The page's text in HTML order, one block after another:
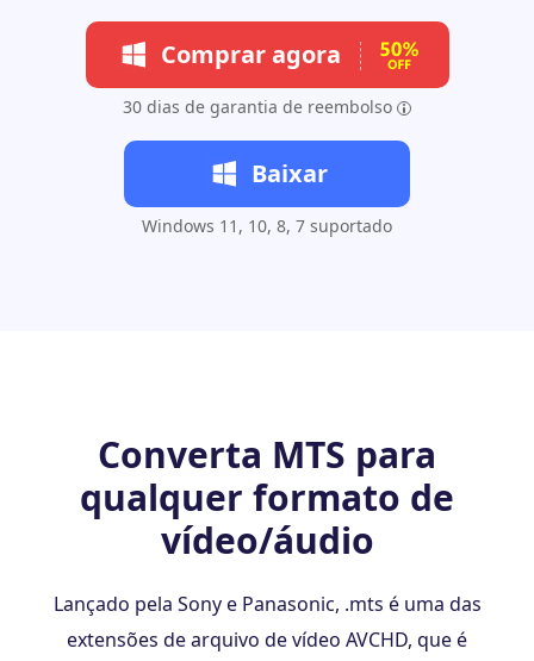
Comprar agora
30 dias de garantia de reembolso
Baixar
Windows 11, 10, 8, 7 suportado
Converta MTS para
qualquer formato de
vídeo/áudio
Lançado pela Sony e Panasonic, .mts é uma das
extensões de arquivo de vídeo AVCHD, que é